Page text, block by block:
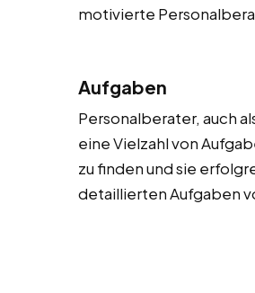
motivierte
Aufgaben
Personalberater, auch
eine Vielzahl von
zu finden und sie
detaillierten Aufgaben